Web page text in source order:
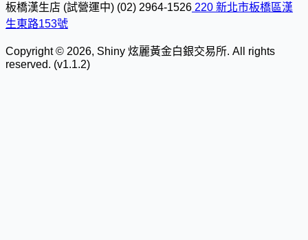
板橋漢生店 (試營運中) (02) 2964-1526 220 新北市板橋區漢
生東路153號
Copyright © 2026, Shiny 炫麗黃金白銀交易所. All rights
reserved. (v1.1.2)